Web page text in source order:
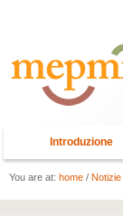
Introduzione
You are at: home / Notizie